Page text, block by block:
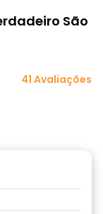
São
41 Avaliações